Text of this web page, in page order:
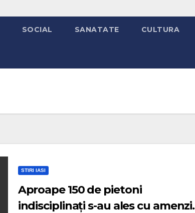
SOCIAL SANATATE CULTURA
STIRI IASI
Aproape 150 de pietoni
indisciplinați s-au ales cu amenzi.